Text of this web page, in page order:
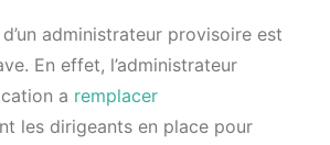
administrateur provisoire est
En effet, l’administrateur
a remplacer
les dirigeants en place pour